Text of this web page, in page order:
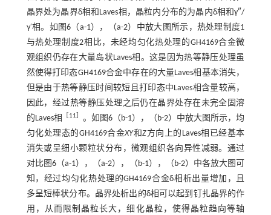
晶界处为晶界δ相和Laves相，晶粒内分布的为晶内δ相和γ″/
γ′相。如图6 （a-1），（a-2）中放大图所示，热处理制度1
与热处理制度2相比，未经均匀化热处理的GH4169合金微
观组织仍存在大量岛状Laves相。这是因为热等静压处理虽
然使得打印态GH4169合金中存在的大量Laves相基本消失，
但是由于热等静压时间较短且打印态中Laves相含量较高，
因此，经过热等静压处理之后仍在晶界处存在未完全固溶
的Laves相
11 。如图6（b-1），（b-2）中放大图所示，均
匀化处理态的GH4169合金XY和Z方向上的Laves相已经基本
消失或呈细小颗粒状分布，微观组织各向异性减弱。通过
对比图6（a-1），（a-2），（b-1），（b-2）中各放大图可
知，经过均匀化热处理的GH4169合金δ相析出量增加，且
多呈短棒状分布。晶界处析出的δ相可以起到钉扎晶界的作
用，从而限制晶粒长大，细化晶粒，使得晶粒趋向等轴